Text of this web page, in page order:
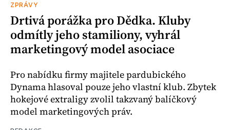
ZPRÁVY
Drtivá porážka pro Dědka. Kluby
odmítly jeho stamiliony, vyhrál
marketingový model asociace
Pro nabídku firmy majitele pardubického
Dynama hlasoval pouze jeho vlastní klub. Zbytek
hokejové extraligy zvolil takzvaný balíčkový
model marketingových práv.